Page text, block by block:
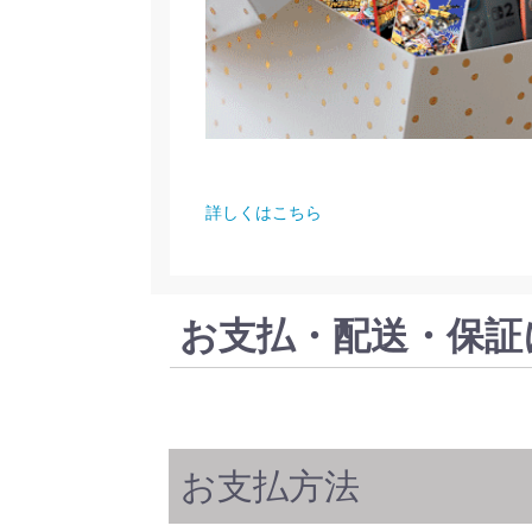
詳しくはこちら
お支払・配送・保
お支払方法